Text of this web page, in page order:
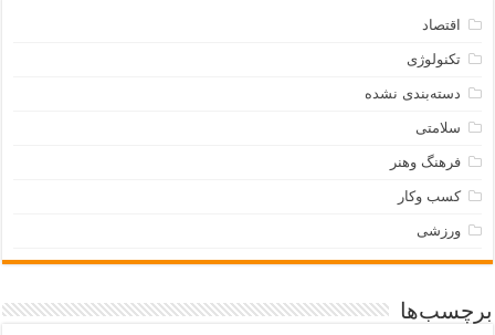
اقتصاد
تکنولوژی
دسته‌بندی نشده
سلامتی
فرهنگ وهنر
کسب وکار
ورزشی
برچسب‌ها